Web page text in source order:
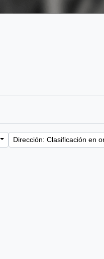
Dirección: Clasificación en